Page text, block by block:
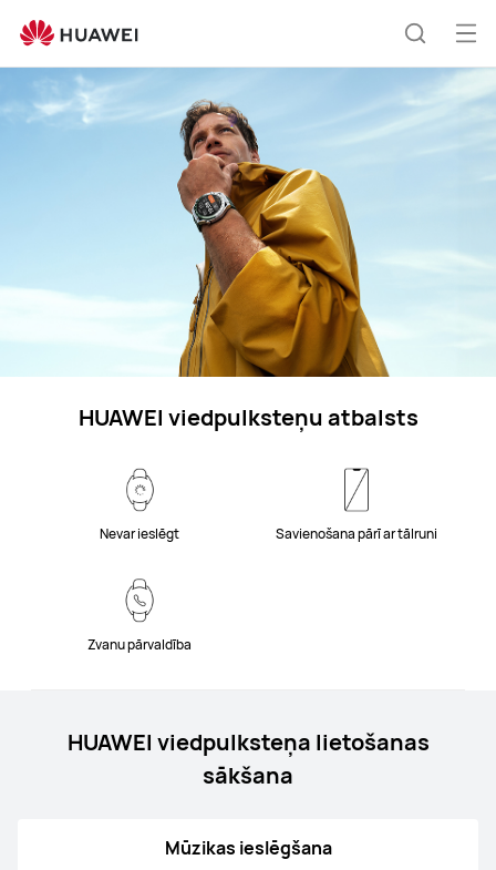
HUAWEI viedpulksteņu atbalsts
Nevar ieslēgt Savienošana pārī ar tālruni
Zvanu pārvaldība
HUAWEI viedpulksteņa lietošanas
sākšana
Mūzikas ieslēgšana